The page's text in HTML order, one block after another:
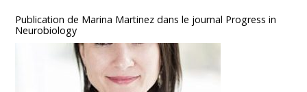
Publication de Marina Martinez dans le journal Progress in
Neurobiology